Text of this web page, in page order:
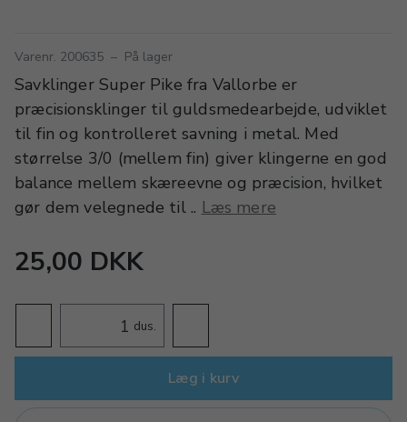
Varenr. 200635 – På lager
Savklinger Super Pike fra Vallorbe er
præcisionsklinger til guldsmedearbejde, udviklet
til fin og kontrolleret savning i metal. Med
størrelse 3/0 (mellem fin) giver klingerne en god
balance mellem skæreevne og præcision, hvilket
gør dem velegnede til .. Læs mere
25,00 DKK
dus.
Læg i kurv